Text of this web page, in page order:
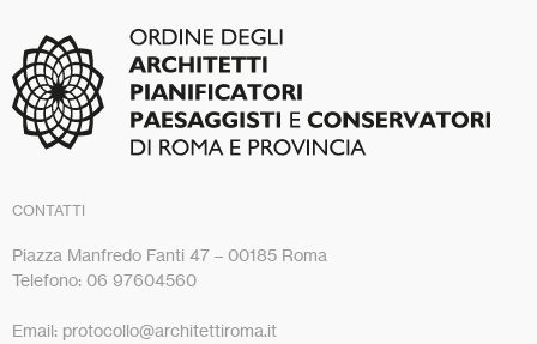
CONTATTI
Piazza Manfredo Fanti 47 – 00185 Roma
Telefono: 06 97604560
Email: protocollo@architettiroma.it